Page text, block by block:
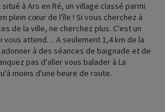
à Ars en Ré, un village classé parmi
plein cœur de l'île ! Si vous cherchez à
de la ville, ne cherchez plus. C'est un
vous attend… A seulement 1,4 km de la
à des séances de baignade et de
pas d'aller vous balader à La
moins d'une heure de route.